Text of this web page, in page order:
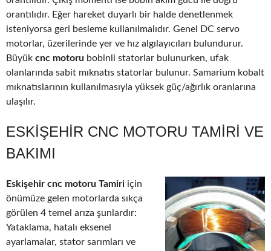
orantılıdır. Eğer hareket duyarlı bir halde denetlenmek
isteniyorsa geri besleme kullanılmalıdır. Genel DC servo
motorlar, üzerilerinde yer ve hız algılayıcıları bulundurur.
Büyük cnc motoru bobinli statorlar bulunurken, ufak
olanlarında sabit mıknatıs statorlar bulunur. Samarium kobalt
mıknatıslarının kullanılmasıyla yüksek güç/ağırlık oranlarına
ulaşılır.
ESKIŞEHIR CNC MOTORU TAMIRI VE
BAKIMI
Eskişehir cnc motoru Tamiri için
önümüze gelen motorlarda sıkça
görülen 4 temel arıza şunlardır:
Yataklama, hatalı eksenel
ayarlamalar, stator sarımları ve